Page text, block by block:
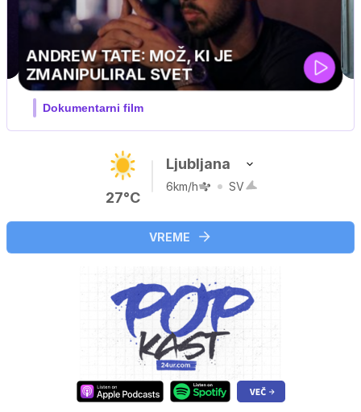
MOJ PRIJATELJ PINGVIN
Film meseca / družinski, pustolovski
27°C
Ljubljana
6km/h SV
VREME